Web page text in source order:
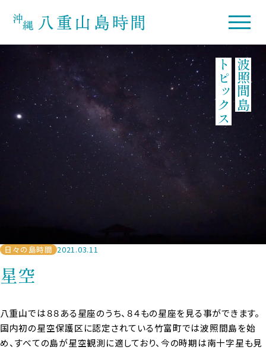
波照間島
トピックス
日々の島時間 2021.03.11
星空
八重山では８８ある星座のうち、８４もの星座を見る事ができます。
国内初の星空保護区に認定されている竹富町では波照間島を始
め、すべての島が星空観測に適しており、今の時期は南十字星も見